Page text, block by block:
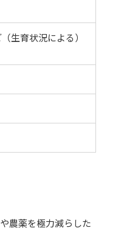
生育状況による）
農薬を極力減らした